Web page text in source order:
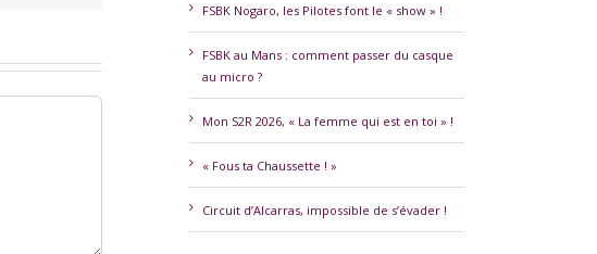
FSBK Nogaro, les Pilotes font le « show » !
FSBK au Mans : comment passer du casque
au micro ?
Mon S2R 2026, « La femme qui est en toi » !
« Fous ta Chaussette ! »
Circuit d’Alcarras, impossible de s’évader !